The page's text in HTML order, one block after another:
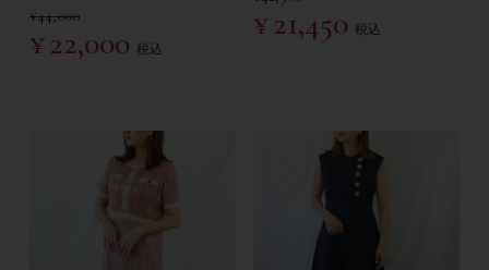
¥44,000
¥22,000 税込
¥21,450 税込